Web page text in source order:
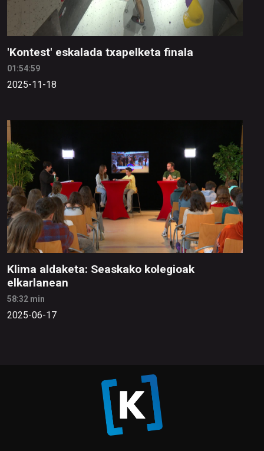
'Kontest' eskalada txapelketa finala
01:54:59
2025-11-18
Klima aldaketa: Seaskako kolegioak
elkarlanean
58:32 min
2025-06-17